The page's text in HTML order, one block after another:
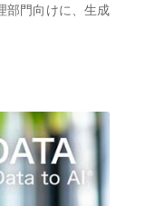
部門向けに、生成